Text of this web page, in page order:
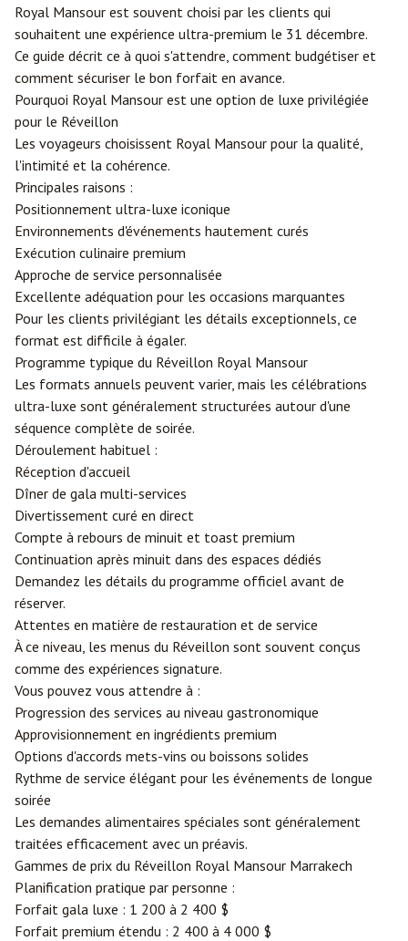
Royal Mansour est souvent choisi par les clients qui
souhaitent une expérience ultra-premium le 31 décembre.
Ce guide décrit ce à quoi s'attendre, comment budgétiser et
comment sécuriser le bon forfait en avance.
Pourquoi Royal Mansour est une option de luxe privilégiée
pour le Réveillon
Les voyageurs choisissent Royal Mansour pour la qualité,
l'intimité et la cohérence.
Principales raisons :
Positionnement ultra-luxe iconique
Environnements d'événements hautement curés
Exécution culinaire premium
Approche de service personnalisée
Excellente adéquation pour les occasions marquantes
Pour les clients privilégiant les détails exceptionnels, ce
format est difficile à égaler.
Programme typique du Réveillon Royal Mansour
Les formats annuels peuvent varier, mais les célébrations
ultra-luxe sont généralement structurées autour d'une
séquence complète de soirée.
Déroulement habituel :
Réception d'accueil
Dîner de gala multi-services
Divertissement curé en direct
Compte à rebours de minuit et toast premium
Continuation après minuit dans des espaces dédiés
Demandez les détails du programme officiel avant de
réserver.
Attentes en matière de restauration et de service
À ce niveau, les menus du Réveillon sont souvent conçus
comme des expériences signature.
Vous pouvez vous attendre à :
Progression des services au niveau gastronomique
Approvisionnement en ingrédients premium
Options d'accords mets-vins ou boissons solides
Rythme de service élégant pour les événements de longue
soirée
Les demandes alimentaires spéciales sont généralement
traitées efficacement avec un préavis.
Gammes de prix du Réveillon Royal Mansour Marrakech
Planification pratique par personne :
Forfait gala luxe : 1 200 à 2 400 $
Forfait premium étendu : 2 400 à 4 000 $